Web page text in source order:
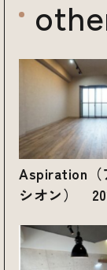
Aspiration（
シオン）